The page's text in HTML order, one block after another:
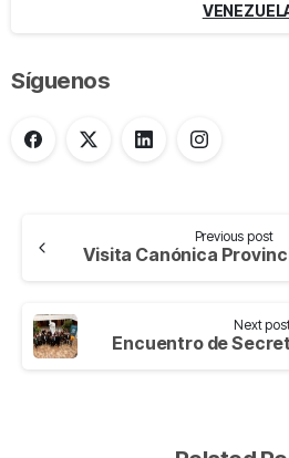
Síguenos
Previous post
Next